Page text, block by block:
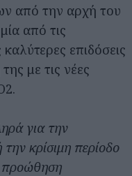
από την αρχή του
από τις
επιδόσεις
με τις νέες
για την
κρίσιμη περίοδο
προώθηση